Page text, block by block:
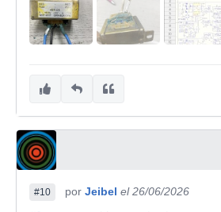
#10 por Jeibel el 26/06/2026